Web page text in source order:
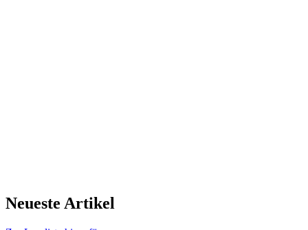
Neueste Artikel